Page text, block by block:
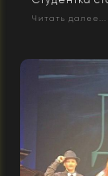
Читать далее...